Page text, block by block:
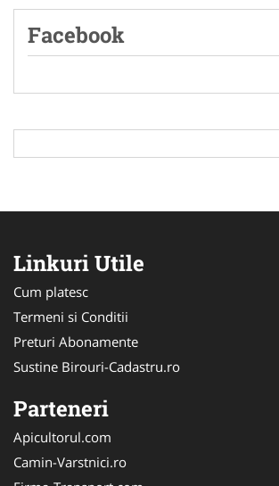
Facebook
Linkuri Utile
Cum platesc
Termeni si Conditii
Preturi Abonamente
Sustine Birouri-Cadastru.ro
Parteneri
Apicultorul.com
Camin-Varstnici.ro